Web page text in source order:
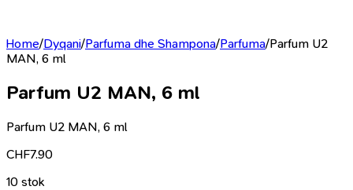
Home/Dyqani/Parfuma dhe Shampona/Parfuma/Parfum U2
MAN, 6 ml
Parfum U2 MAN, 6 ml
Parfum U2 MAN, 6 ml
CHF7.90
10 stok